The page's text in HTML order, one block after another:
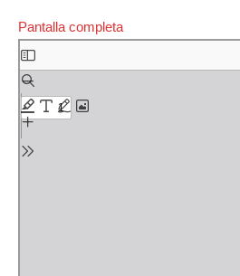
Pantalla completa
Saltar
al
contenido
del
PDF